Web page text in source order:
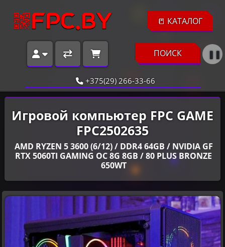
📒 КАТАЛОГ
ПОИСК ❚❚
+375(29) 266-33-66
Игровой компьютер FPC GAME
FPC2502635
AMD RYZEN 5 3600 (6/12) / DDR4 64GB / NVIDIA GF
RTX 5060TI GAMING OC 8G 8GB / 80 PLUS BRONZE
650WT